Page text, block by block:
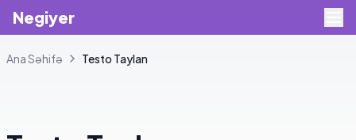
Negiyer
Ana Səhifə Testo Taylan